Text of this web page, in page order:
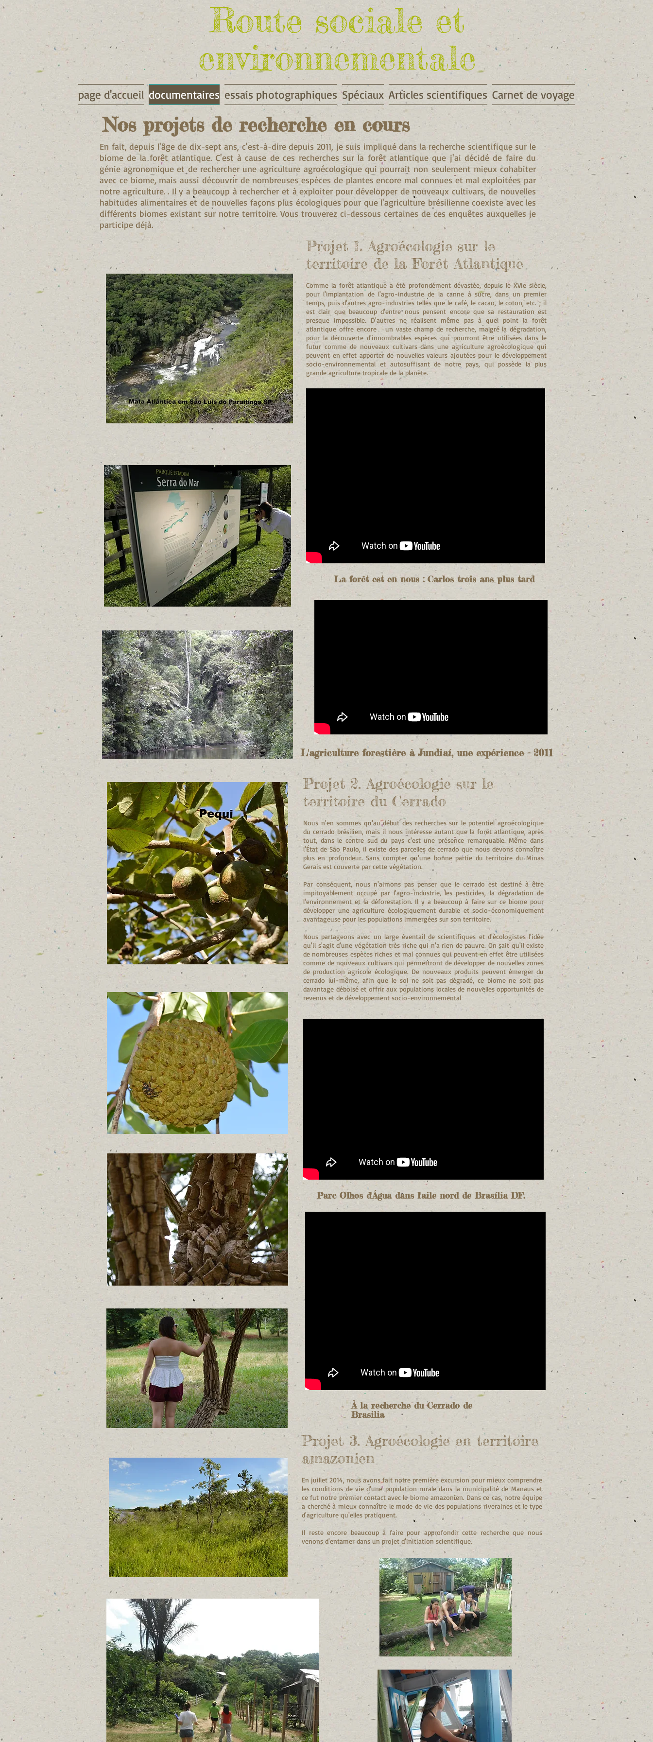
Route sociale et
environnementale
page d'accueil documentaires essais photographiques Spéciaux Articles scientifiques Carnet de voyage
Nos projets de recherche en cours
En fait, depuis l'âge de dix-sept ans, c'est-à-dire depuis 2011, je suis impliqué dans la recherche scientifique sur le
biome de la forêt atlantique. C'est à cause de ces recherches sur la forêt atlantique que j'ai décidé de faire du
génie agronomique et de rechercher une agriculture agroécologique qui pourrait non seulement mieux cohabiter
avec ce biome, mais aussi découvrir de nombreuses espèces de plantes encore mal connues et mal exploitées par
notre agriculture. . Il y a beaucoup à rechercher et à exploiter pour développer de nouveaux cultivars, de nouvelles
habitudes alimentaires et de nouvelles façons plus écologiques pour que l'agriculture brésilienne coexiste avec les
différents biomes existant sur notre territoire. Vous trouverez ci-dessous certaines de ces enquêtes auxquelles je
participe déjà.
Projet 1. Agroécologie sur le
territoire de la Forêt Atlantique
Comme la forêt atlantique a été profondément dévastée, depuis le XVIe siècle,
pour l'implantation de l'agro-industrie de la canne à sucre, dans un premier
temps, puis d'autres agro-industries telles que le café, le cacao, le coton, etc. ; il
est clair que beaucoup d'entre nous pensent encore que sa restauration est
presque impossible. D'autres ne réalisent même pas à quel point la forêt
atlantique offre encore un vaste champ de recherche, malgré la dégradation,
pour la découverte d'innombrables espèces qui pourront être utilisées dans le
futur comme de nouveaux cultivars dans une agriculture agroécologique qui
peuvent en effet apporter de nouvelles valeurs ajoutées pour le développement
socio-environnemental et autosuffisant de notre pays, qui possède la plus
grande agriculture tropicale de la planète.
La forêt est en nous : Carlos trois ans plus tard
L'agriculture forestière à Jundiaí, une expérience - 2011
Projet 2. Agroécologie sur le
territoire du Cerrado
Nous n'en sommes qu'au début des recherches sur le potentiel agroécologique
du cerrado brésilien, mais il nous intéresse autant que la forêt atlantique, après
tout, dans le centre sud du pays c'est une présence remarquable. Même dans
l'État de São Paulo, il existe des parcelles de cerrado que nous devons connaître
plus en profondeur. Sans compter qu'une bonne partie du territoire du Minas
Gerais est couverte par cette végétation.
Par conséquent, nous n'aimons pas penser que le cerrado est destiné à être
impitoyablement occupé par l'agro-industrie, les pesticides, la dégradation de
l'environnement et la déforestation. Il y a beaucoup à faire sur ce biome pour
développer une agriculture écologiquement durable et socio-économiquement
avantageuse pour les populations immergées sur son territoire.
Nous partageons avec un large éventail de scientifiques et d'écologistes l'idée
qu'il s'agit d'une végétation très riche qui n'a rien de pauvre. On sait qu'il existe
de nombreuses espèces riches et mal connues qui peuvent en effet être utilisées
comme de nouveaux cultivars qui permettront de développer de nouvelles zones
de production agricole écologique. De nouveaux produits peuvent émerger du
cerrado lui-même, afin que le sol ne soit pas dégradé, ce biome ne soit pas
davantage déboisé et offrir aux populations locales de nouvelles opportunités de
revenus et de développement socio-environnemental
Projet 3. Agroécologie en territoire
amazonien
En juillet 2014, nous avons fait notre première excursion pour mieux comprendre
les conditions de vie d'une population rurale dans la municipalité de Manaus et
ce fut notre premier contact avec le biome amazonien. Dans ce cas, notre équipe
a cherché à mieux connaître le mode de vie des populations riveraines et le type
d'agriculture qu'elles pratiquent.
Il reste encore beaucoup à faire pour approfondir cette recherche que nous
venons d'entamer dans un projet d'initiation scientifique.
Parc Olhos d'Água dans l'aile nord de Brasília DF.
À la recherche du Cerrado de
Brasilia